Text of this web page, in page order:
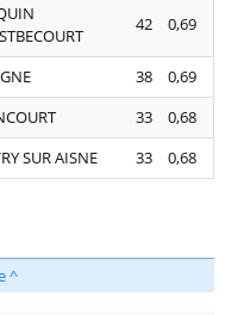
42 0,69
38
0,69
33
0,68
SUR AISNE 33 0,68
^